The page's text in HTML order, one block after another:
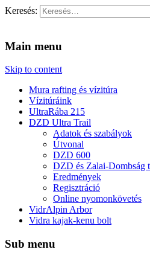
Keresés:
Main menu
Skip to content
Mura rafting és vízitúra
Vízitúráink
UltraRába 215
DZD Ultra Trail
Adatok és szabályok
Útvonal
DZD 600
DZD és Zalai-Dombság
Eredmények
Regisztráció
Online nyomonkövetés
VidrAlpin Arbor
Vidra kajak-kenu bolt
Sub menu